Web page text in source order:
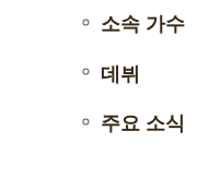
소속 가수
데뷔
주요 소식